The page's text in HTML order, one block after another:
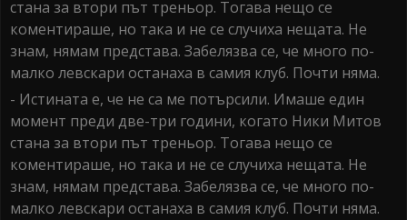
стана за втори път треньор. Тогава нещо се
коментираше, но така и не се случиха нещата. Не
знам, нямам представа. Забелязва се, че много по-
малко левскари останаха в самия клуб. Почти няма.
- Истината е, че не са ме потърсили. Имаше един
момент преди две-три години, когато Ники Митов
стана за втори път треньор. Тогава нещо се
коментираше, но така и не се случиха нещата. Не
знам, нямам представа. Забелязва се, че много по-
малко левскари останаха в самия клуб. Почти няма.